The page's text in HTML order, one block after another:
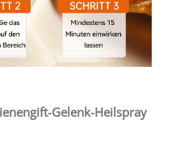
Gelenk-Heilspray